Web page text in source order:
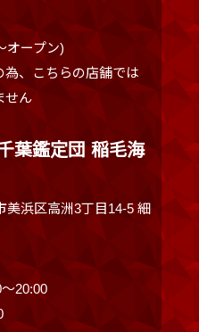
オープン)
、こちらの店舗では
せん
葉鑑定団 稲毛海
浜区高洲3丁目14-5 細
20:00